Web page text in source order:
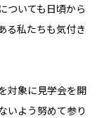
ついても日頃から
る私たちも気付き
対象に見学会を開
いよう努めて参り